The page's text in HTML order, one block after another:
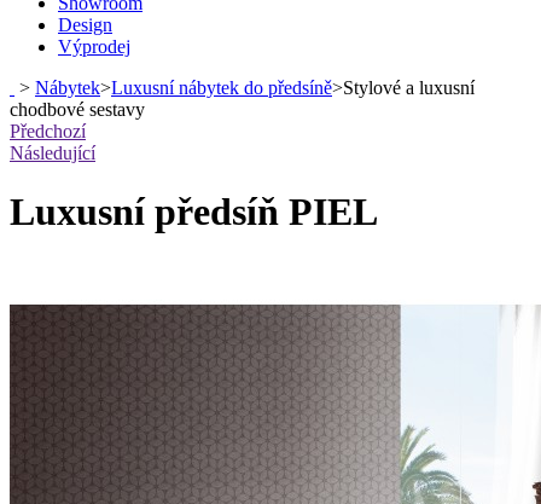
Design
Výprodej
> Nábytek>Luxusní nábytek do předsíně>Stylové a luxusní
chodbové sestavy
Předchozí
Následující
Luxusní předsíň PIEL